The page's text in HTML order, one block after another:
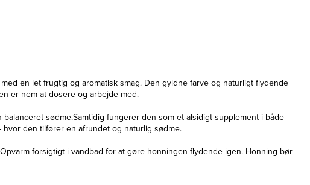
en let frugtig og aromatisk smag. Den gyldne farve og naturligt flydende
er nem at dosere og arbejde med.
sødme.Samtidig fungerer den som et alsidigt supplement i både
den tilfører en afrundet og naturlig sødme.
forsigtigt i vandbad for at gøre honningen flydende igen. Honning bør